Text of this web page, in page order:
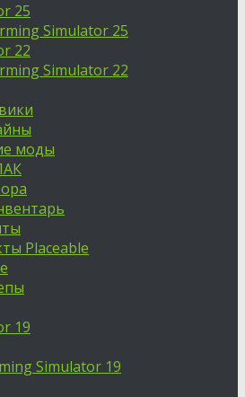
25
Simulator 25
22
Simulator 22
моды
Placeable
19
Simulator 19